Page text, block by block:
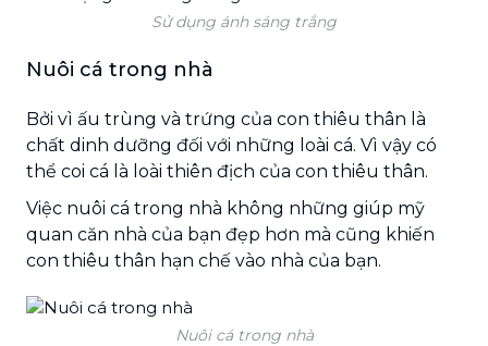
Sử dụng ánh sáng trắng
Nuôi cá trong nhà
Bởi vì ấu trùng và trứng của con thiêu thân là
chất dinh dưỡng đối với những loài cá. Vì vậy có
thể coi cá là loài thiên địch của con thiêu thân.
Việc nuôi cá trong nhà không những giúp mỹ
quan căn nhà của bạn đẹp hơn mà cũng khiến
con thiêu thân hạn chế vào nhà của bạn.
Nuôi cá trong nhà